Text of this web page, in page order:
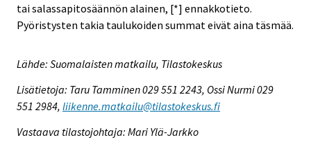
tai salassapitosäännön alainen, [*] ennakkotieto.
Pyöristysten takia taulukoiden summat eivät aina täsmää.
Lähde: Suomalaisten matkailu, Tilastokeskus
Lisätietoja: Taru Tamminen 029 551 2243, Ossi Nurmi 029
551 2984, liikenne.matkailu@tilastokeskus.fi
Vastaava tilastojohtaja: Mari Ylä-Jarkko